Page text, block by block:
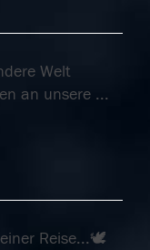
Welt
an unsere ...
Reise...🕊